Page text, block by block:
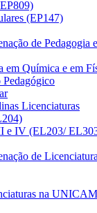
(EP147)
de Pedagogia
em Química e em
Licenciaturas
e IV (EL203/
de
na